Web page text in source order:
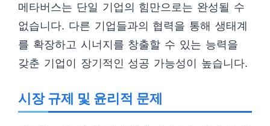
메타버스는 단일 기업의 힘만으로는 완성될 수
없습니다. 다른 기업들과의 협력을 통해 생태계
를 확장하고 시너지를 창출할 수 있는 능력을
갖춘 기업이 장기적인 성공 가능성이 높습니다.
시장 규제 및 윤리적 문제